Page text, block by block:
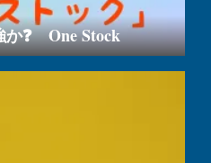
❓ One Stock